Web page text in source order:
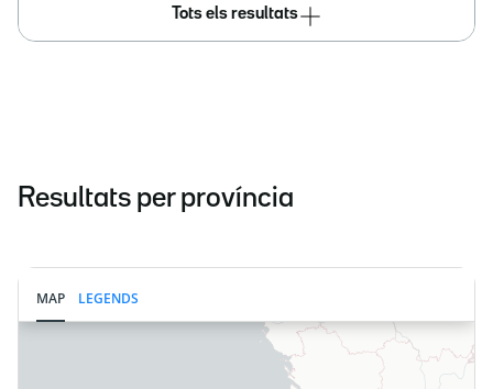
Tots els resultats
Resultats per província